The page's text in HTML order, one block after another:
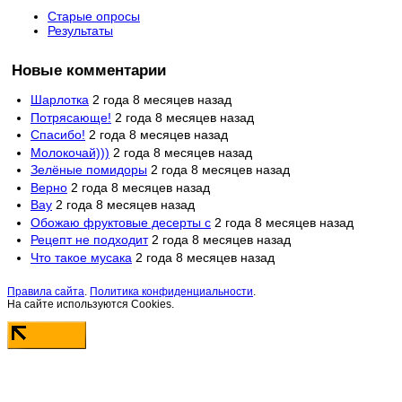
Старые опросы
Результаты
Новые комментарии
Шарлотка 2 года 8 месяцев назад
Потрясающе! 2 года 8 месяцев назад
Спасибо! 2 года 8 месяцев назад
Молокочай))) 2 года 8 месяцев назад
Зелёные помидоры 2 года 8 месяцев назад
Верно 2 года 8 месяцев назад
Вау 2 года 8 месяцев назад
Обожаю фруктовые десерты с 2 года 8 месяцев назад
Рецепт не подходит 2 года 8 месяцев назад
Что такое мусака 2 года 8 месяцев назад
Правила сайта Политика конфиденциальности
На сайте используются Cookies.